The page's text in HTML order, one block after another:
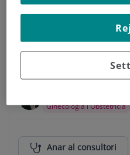
Ginecologia i Obstetrícia
Anar al consultori